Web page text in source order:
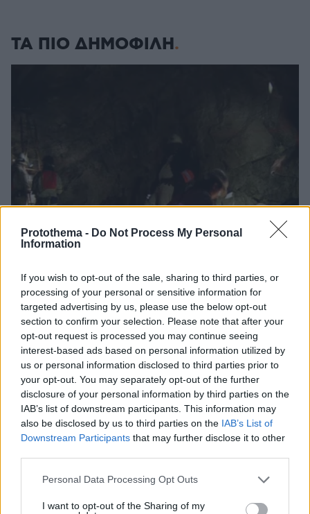
Protothema - Do Not Process My Personal
Information
If you wish to opt-out of the sale, sharing to third parties, or
processing of your personal or sensitive information for
targeted advertising by us, please use the below opt-out
section to confirm your selection. Please note that after your
opt-out request is processed you may continue seeing
interest-based ads based on personal information utilized by
us or personal information disclosed to third parties prior to
your opt-out. You may separately opt-out of the further
disclosure of your personal information by third parties on the
IAB’s list of downstream participants. This information may
also be disclosed by us to third parties on the IAB’s List of
Downstream Participants that may further disclose it to other
Please note that this website/app uses one or more Google
not limited to your visit or usage behaviour. You may click to
Personal Data Processing Opt Outs
I want to opt-out of the Sharing of my
ΤΑ ΠΙΟ ΔΗΜΟΦΙΛΗ
Το «σκουλήκι του διαβόλου» που ζει 1,3 χιλιόμετρα
κάτω από τη Γη και αλλάζει όσα γνωρίζαμε για τη
ζωή: «Οι άνθρωποι δεν κυβερνάμε τον κόσμο»
08.08.2026, 08:57